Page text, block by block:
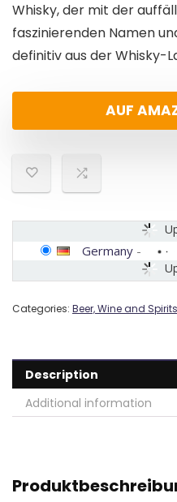
Whisky, der mit der
faszinierenden Namen
definitiv aus der Whisky-
AUF
Germany -
Categories: Beer, Wine and Spirits
Description
Additional information